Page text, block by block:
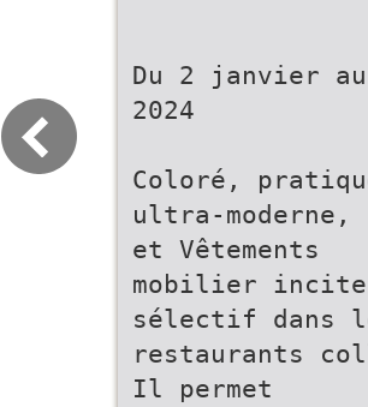
Du 2 janvier au
2024
Coloré,
ultra-moderne,
et Vêtements
mobilier
sélectif dans
restaurants
Il permet